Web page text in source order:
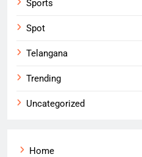
Sports
Spot
Telangana
Trending
Uncategorized
Home